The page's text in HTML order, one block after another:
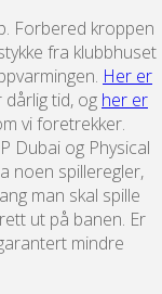
Forbered kroppen
fra klubbhuset
Her er
tid, og her er
vi foretrekker.
Dubai og Physical
noen spilleregler,
man skal spille
ut på banen. Er
mindre